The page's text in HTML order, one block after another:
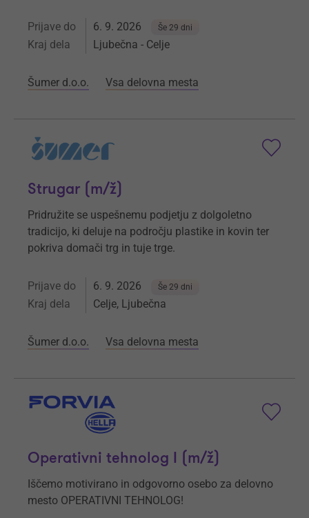
Prijave do 6. 9. 2026 Še 29 dni
Kraj dela Ljubečna - Celje
Šumer d.o.o. Vsa delovna mesta
Strugar (m/ž)
Pridružite se uspešnemu podjetju z dolgoletno
tradicijo, ki deluje na področju plastike in kovin ter
pokriva domači trg in tuje trge.
Prijave do 6. 9. 2026 Še 29 dni
Kraj dela Celje, Ljubečna
Šumer d.o.o. Vsa delovna mesta
Operativni tehnolog I (m/ž)
Iščemo motivirano in odgovorno osebo za delovno
mesto OPERATIVNI TEHNOLOG!